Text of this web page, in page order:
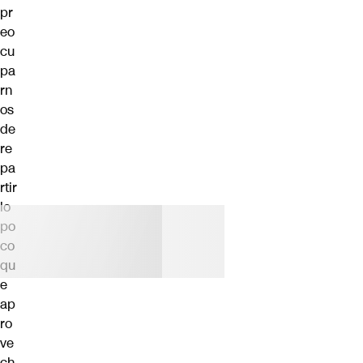
pr
eo
cu
pa
rn
os
de
re
pa
rtir
lo
po
co
qu
e
ap
ro
ve